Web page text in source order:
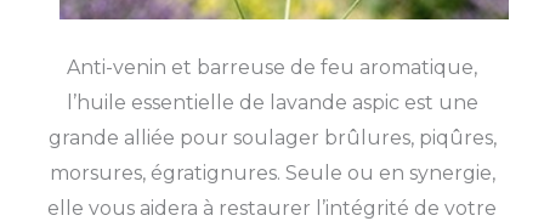
Anti-venin et barreuse de feu aromatique,
l’huile essentielle de lavande aspic est une
grande alliée pour soulager brûlures, piqûres,
morsures, égratignures. Seule ou en synergie,
elle vous aidera à restaurer l’intégrité de votre